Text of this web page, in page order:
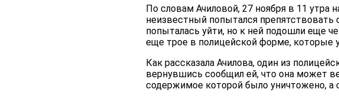
По словам Ачиловой, 27 ноября в 11
неизвестный попытался
попыталась уйти, но к ней подошли еще
еще трое в полицейской форме, которые
Как рассказала Ачилова, один из
вернувшись сообщил ей, что она может
содержимое которой было уничтожено, а